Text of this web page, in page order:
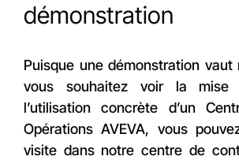
démonstration
Puisque une démonstration vaut
vous souhaitez voir la
l’utilisation concrète d’un
Opérations AVEVA, vous
visite dans notre centre de